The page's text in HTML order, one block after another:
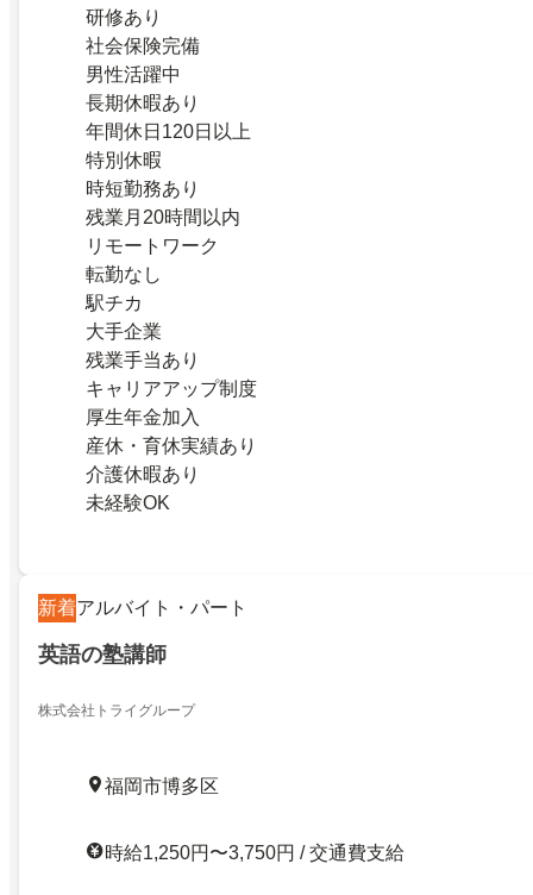
研修あり
社会保険完備
男性活躍中
長期休暇あり
年間休日120日以上
特別休暇
時短勤務あり
残業月20時間以内
リモートワーク
転勤なし
駅チカ
大手企業
残業手当あり
キャリアアップ制度
厚生年金加入
産休・育休実績あり
介護休暇あり
未経験OK
新着アルバイト・パート
英語の塾講師
株式会社トライグループ
福岡市博多区
時給1,250円〜3,750円 / 交通費支給